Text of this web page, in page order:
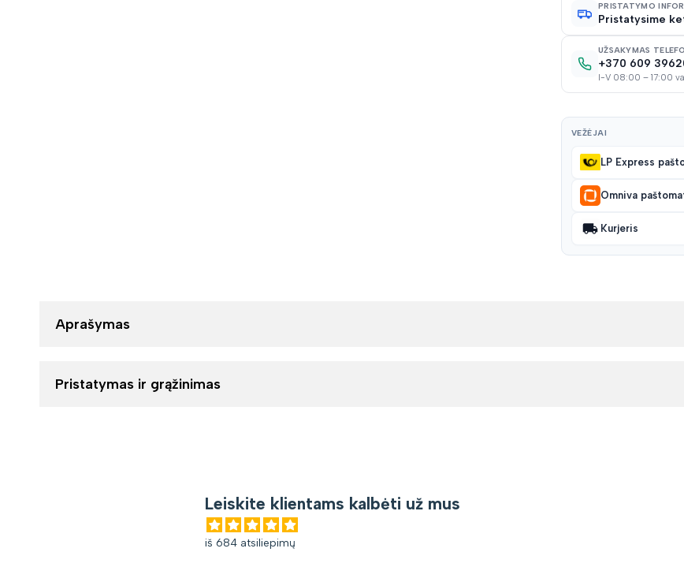
PRISTATYMO
Pristatysime
UŽSAKYMAS
+370 609
I-V 08:00 – 17:00
VEŽĖJAI
LP Express
Omniva
Kurjeris
Aprašymas
Pristatymas ir grąžinimas
Leiskite klientams kalbėti už mus
iš 684 atsiliepimų